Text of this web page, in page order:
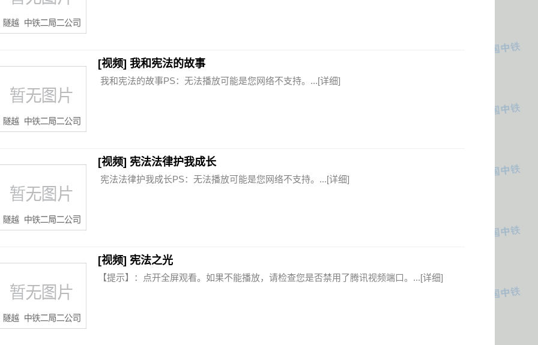
[视频] 我和宪法的故事
我和宪法的故事PS：无法播放可能是您网络不支持。...[详细]
[视频] 宪法法律护我成长
宪法法律护我成长PS：无法播放可能是您网络不支持。...[详细]
[视频] 宪法之光
【提示】：点开全屏观看。如果不能播放，请检查您是否禁用了腾讯视频端口。...[详细]